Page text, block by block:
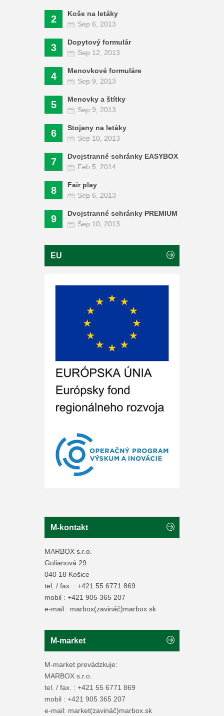
2
Koše na letáky
Sep 6, 2013
3
Dopytový formulár
Sep 12, 2013
4
Menovkové formuláre
Sep 9, 2013
5
Menovky a štítky
Sep 9, 2013
6
Stojany na letáky
Sep 10, 2013
7
Dvojstranné schránky EASYBOX
Feb 5, 2014
8
Fair play
Sep 6, 2013
9
Dvojstranné schránky PREMIUM
Sep 10, 2013
EU
M-kontakt
MARBOX s.r.o.
Golianová 29
040 18 Košice
tel. / fax. : +421 55 6771 869
mobil : +421 905 365 207
e-mail : marbox(zavináč)marbox.sk
M-market
M-market prevádzkuje:
MARBOX s.r.o.
tel. / fax. : +421 55 6771 869
mobil : +421 905 365 207
e-mail: market(zavináč)marbox.sk